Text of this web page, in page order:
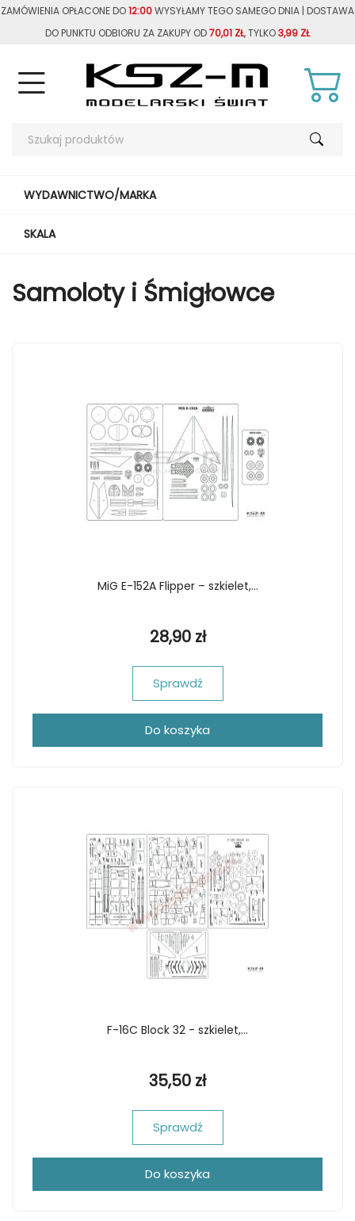
ZAMÓWIENIA OPŁACONE DO12:00WYSYŁAMY TEGO SAMEGO DNIA | DOSTAWA
DO PUNKTU ODBIORU ZA ZAKUPY OD70,01 ZŁ, TYLKO3,99 ZŁ
WYDAWNICTWO/MARKA
SKALA
Samoloty i Śmigłowce
MiG E-152A Flipper – szkielet,...
28,90 zł
Sprawdź
Do koszyka
F-16C Block 32 - szkielet,...
35,50 zł
Sprawdź
Do koszyka